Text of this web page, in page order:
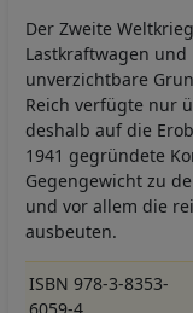
Der Zweite
Lastkraftwagen
unverzichtbare
Reich verfügte nur
deshalb auf die
1941 gegründete
Gegengewicht zu
und vor allem die
ausbeuten.
ISBN 978-3-8353-